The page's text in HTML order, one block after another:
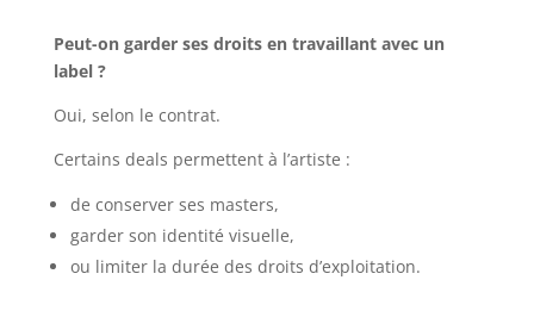
Peut-on garder ses droits en travaillant avec un
label ?
Oui, selon le contrat.
Certains deals permettent à l’artiste :
de conserver ses masters,
garder son identité visuelle,
ou limiter la durée des droits d’exploitation.